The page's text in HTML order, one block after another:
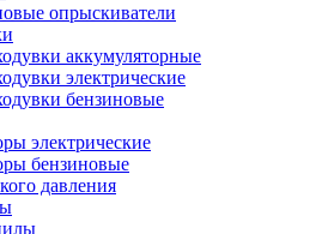
опрыскиватели
аккумуляторные
электрические
бензиновые
электрические
бензиновые
давления